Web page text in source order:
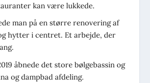
kan være lukkede.
man på en større renovering af
hytter i centret. Et arbejde, der
åbnede det store bølgebassin og
og dampbad afdeling.